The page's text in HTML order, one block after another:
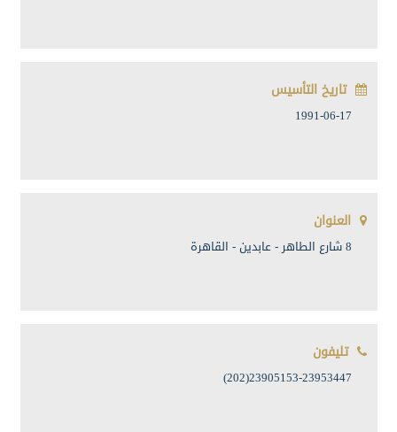
تاريخ التأسيس
1991-06-17
العنوان
8 شارع الطاهر - عابدين - القاهرة
تليفون
23905153-23953447(202)